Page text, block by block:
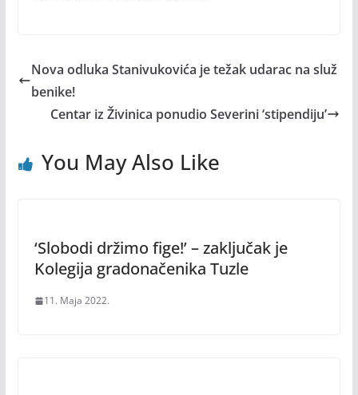
Nova odluka Stanivukovića je težak udarac na služ
benike!
Centar iz Živinica ponudio Severini ‘stipendiju’
You May Also Like
‘Slobodi držimo fige!’ – zaključak je
Kolegija gradonačenika Tuzle
11. Maja 2022.